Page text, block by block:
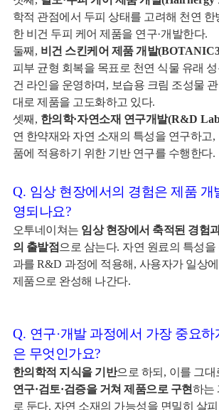
학적 관점에서 두피 상태를 고려해 천연 한
한 비건 두피 케어 제품을 연구·개발한다.
둘째 , 비건 스킨케어 제품 개발
피부 균형 회복을 목표로 천연 식물 유래
건 라인을 운영하며 , 보습용 크림 조성물
대로 제품을 고도화하고 있다.
셋째 , 한의학·자연소재 연구개발(R&D
연 한약재와 자연 소재의 특성을 연구하고,
품에 적용하기 위한 기반 연구를 수행한다.
Q. 임상 현장에서의 경험은 제품 개
영되나요?
오투네이쳐는 임상 현장에서 축적된 경험
의 출발점 으로 삼는다. 자연 원료의 특성을
과를R&D 과정에 적용해 , 사용자가 일상
제품으로 완성해 나간다.
Q. 연구·개발 과정에서 가장 중요하
은 무엇인가요?
한의학적 지식을 기반으로 하되 , 이를 그
연구·검토·검증을 거쳐 제품으로 구현하는
로 둔다. 자연 소재의 가능성을 면밀히 살